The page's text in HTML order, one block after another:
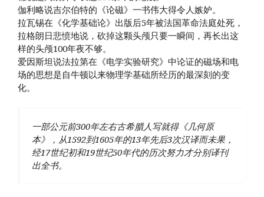
伽利略说吉尔伯特的《论磁》一书伟大得令人嫉妒。
拉瓦锡在《化学基础论》出版后5年被法国革命法庭处死，
拉格朗日悲愤地说，砍掉这颗头颅只要一瞬间，再长出这
样的头颅100年夜不够。
爱因斯坦说法拉第在《电学实验研究》中论证的磁场和电
场的思想是自牛顿以来物理学基础所经历的最深刻的变
化。
一部公元前300年左右古希腊人写就得《几何原
本》，从1592到1605年的13年先后3次汉译而未果，
经17世纪初和19世纪50年代的历次努力才分别译刊
出全书。